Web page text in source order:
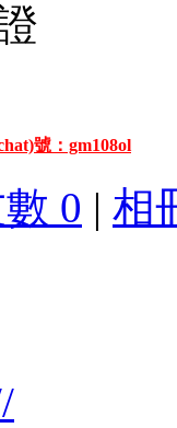
號：gm108ol
0 | 相